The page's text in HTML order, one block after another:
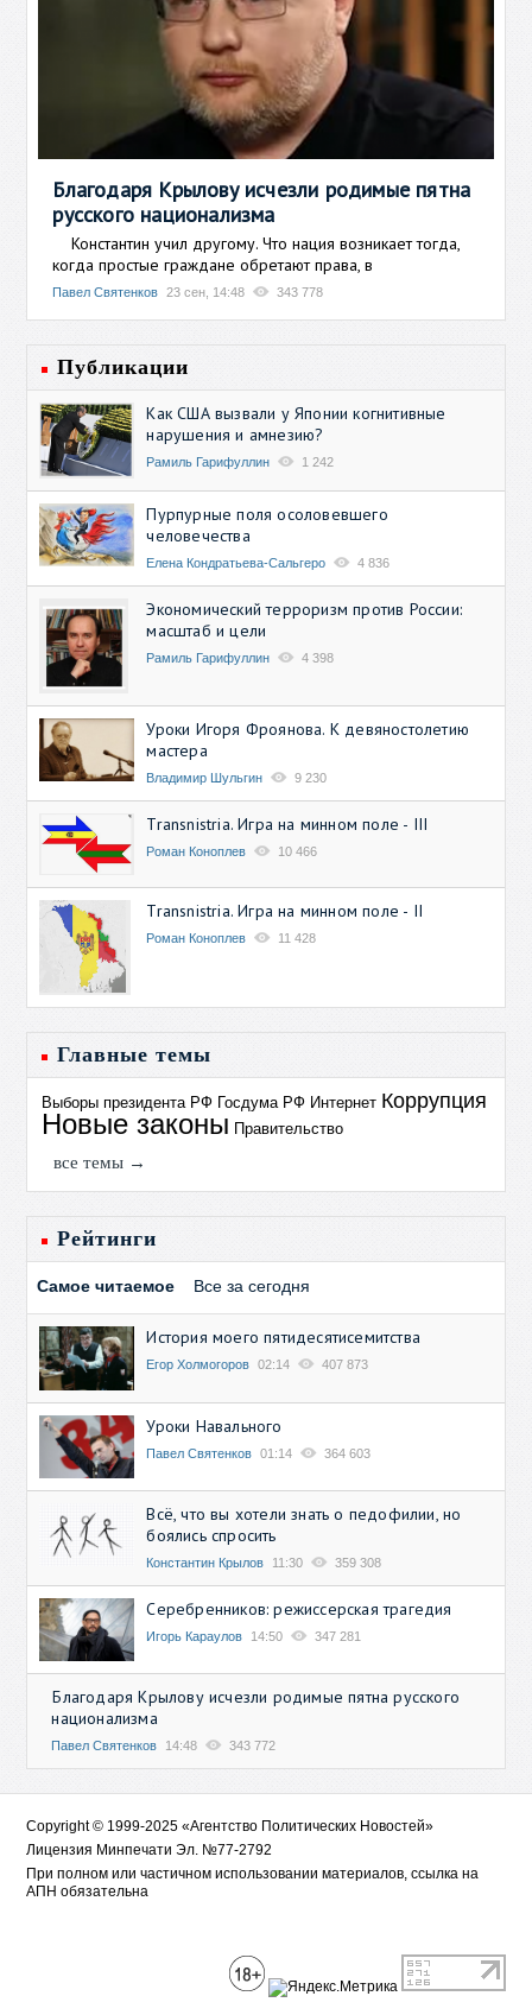
Благодаря Крылову исчезли родимые пятна
русского национализма
Константин учил другому. Что нация возникает тогда,
когда простые граждане обретают права, в
Павел Святенков 23 сен, 14:48 343 778
Публикации
Как США вызвали у Японии когнитивные
нарушения и амнезию?
Рамиль Гарифуллин 1 242
Пурпурные поля осоловевшего
человечества
Елена Кондратьева-Сальгеро 4 836
Экономический терроризм против России:
масштаб и цели
Рамиль Гарифуллин 4 398
Уроки Игоря Фроянова. К девяностолетию
мастера
Владимир Шульгин 9 230
Transnistria. Игра на минном поле - III
Роман Коноплев 10 466
Transnistria. Игра на минном поле - II
Роман Коноплев 11 428
Главные темы
Выборы президента РФ Госдума РФ Интернет Коррупция
Новые законы Правительство
все темы →
Рейтинги
Самое читаемое Все за сегодня
История моего пятидесятисемитства
Егор Холмогоров 02:14 407 873
Уроки Навального
Павел Святенков 01:14 364 603
Всё, что вы хотели знать о педофилии, но
боялись спросить
Константин Крылов 11:30 359 308
Серебренников: режиссерская трагедия
Игорь Караулов 14:50 347 281
Благодаря Крылову исчезли родимые пятна русского
национализма
Павел Святенков 14:48 343 772
Copyright © 1999-2025 «Агентство Политических Новостей»
Лицензия Минпечати Эл. №77-2792
При полном или частичном использовании материалов, ссылка на
АПН обязательна